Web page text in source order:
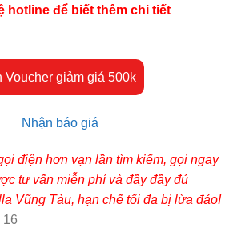
hotline để biết thêm chi tiết
Voucher giảm giá 500k
điện hơn vạn lần tìm kiếm, gọi ngay
tư vấn miễn phí và đầy đầy đủ
Vũng Tàu, hạn chế tối đa bị lừa đảo!
16